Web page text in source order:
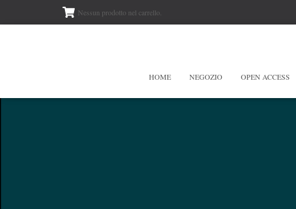
Nessun prodotto nel carrello.
HOME NEGOZIO OPEN ACCESS